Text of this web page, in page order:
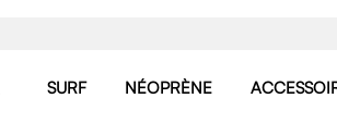
SURF NÉOPRÈNE